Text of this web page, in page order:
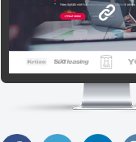
Mēs piedāvājam ne
attīstās un pielāgojas
sniedziet tam spēcīgu